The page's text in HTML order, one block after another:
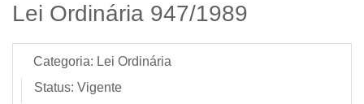
Lei Ordinária 947/1989
Categoria: Lei Ordinária
Status: Vigente